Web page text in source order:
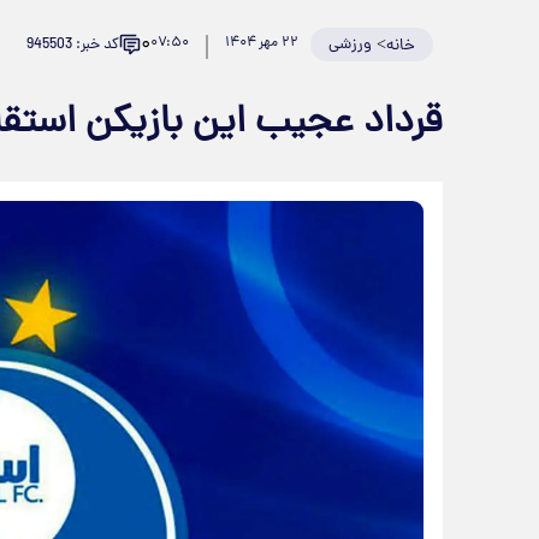
خانه> ورزشی ۲۲ مهر ۱۴۰۴ ۰۷:۵۰۰ کد خبر: 945503
قرداد عجیب این بازیکن